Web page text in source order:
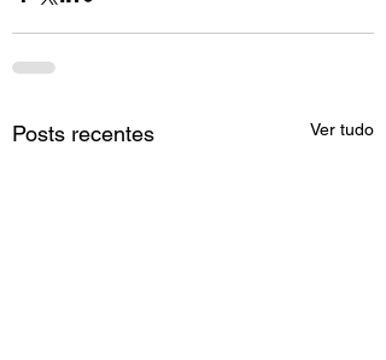
Posts recentes Ver tudo